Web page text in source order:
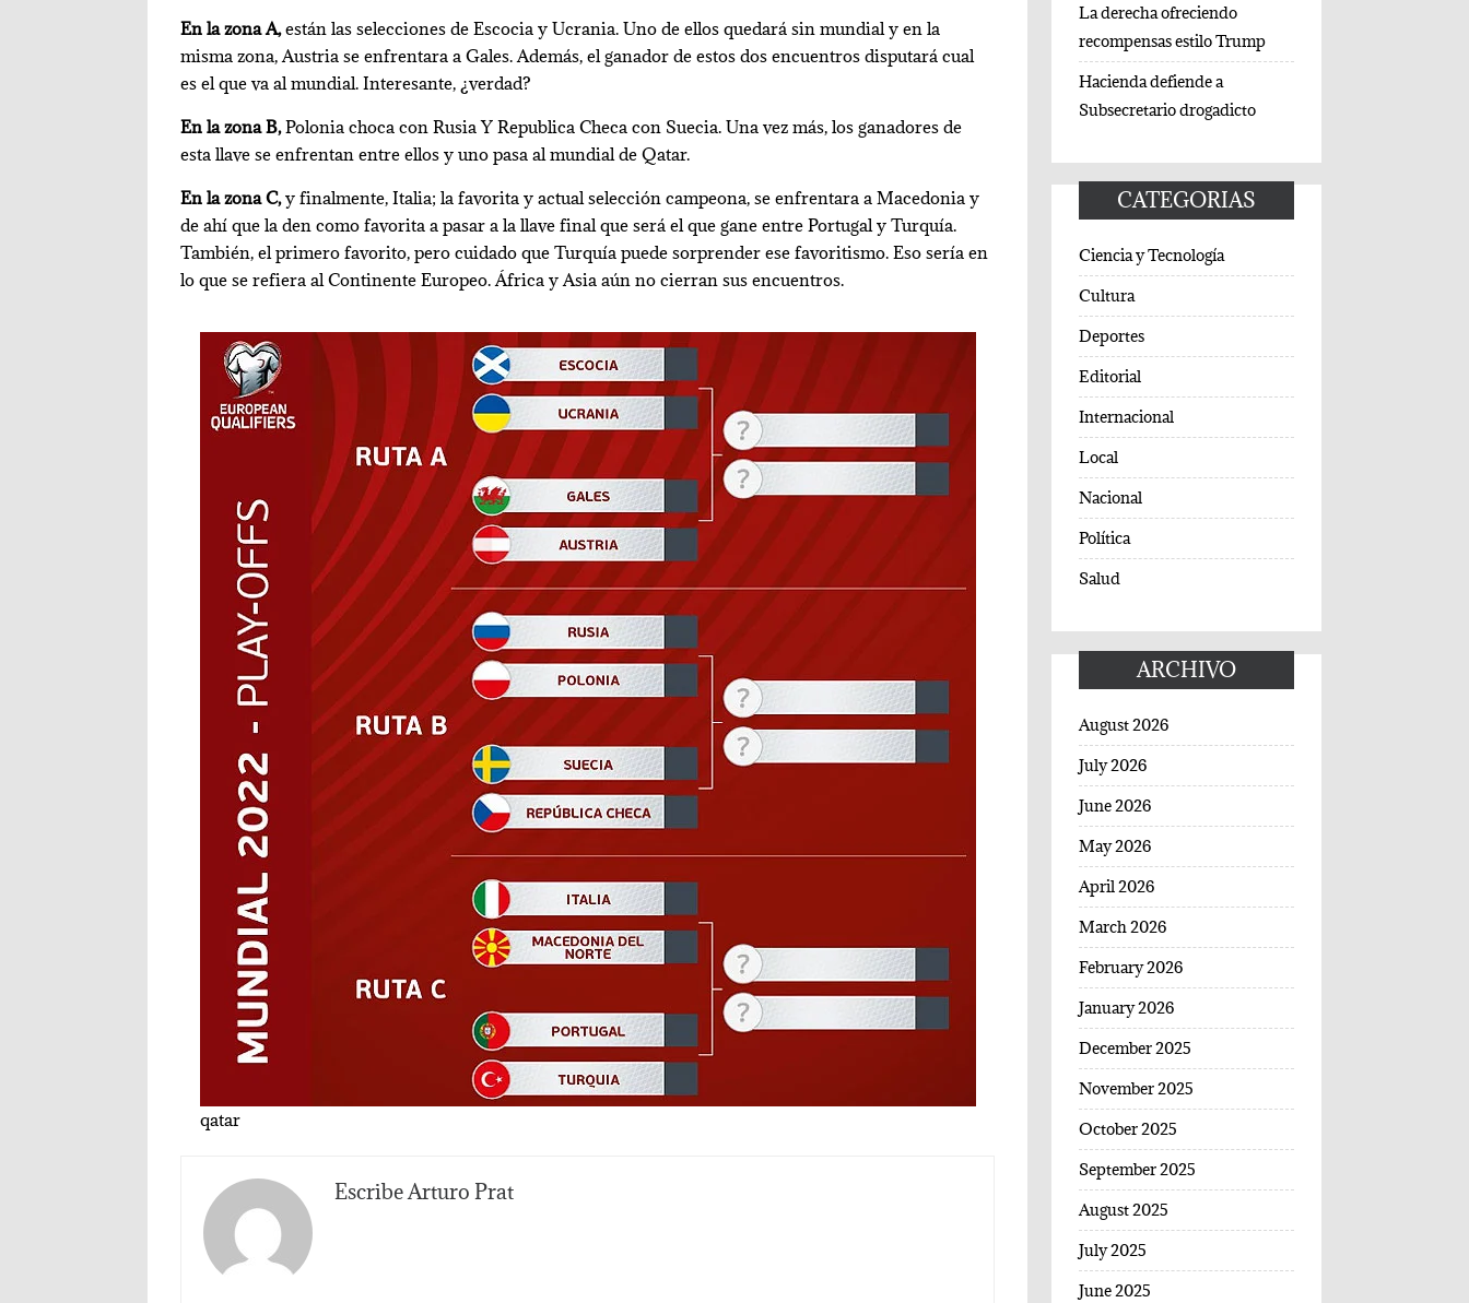
En la zona A,están las selecciones de Escocia y Ucrania. Uno de ellos quedará sin mundial y en la
misma zona, Austria se enfrentara a Gales. Además, el ganador de estos dos encuentros disputará cual
es el que va al mundial. Interesante, ¿verdad?
En la zona B,Polonia choca con Rusia Y Republica Checa con Suecia. Una vez más, los ganadores de
esta llave se enfrentan entre ellos y uno pasa al mundial de Qatar.
En la zona C,y finalmente, Italia; la favorita y actual selección campeona, se enfrentara a Macedonia y
de ahí que la den como favorita a pasar a la llave final que será el que gane entre Portugal y Turquía.
También, el primero favorito, pero cuidado que Turquía puede sorprender ese favoritismo. Eso sería en
lo que se refiera al Continente Europeo. África y Asia aún no cierran sus encuentros.
qatar
Escribe Arturo Prat
La derecha ofreciendo
recompensas estilo Trump
Hacienda defiende a
Subsecretario drogadicto
CATEGORIAS
Ciencia y Tecnología
Cultura
Deportes
Editorial
Internacional
Local
Nacional
Política
Salud
ARCHIVO
August 2026
July 2026
June 2026
May 2026
April 2026
March 2026
February 2026
January 2026
December 2025
November 2025
October 2025
September 2025
August 2025
July 2025
June 2025